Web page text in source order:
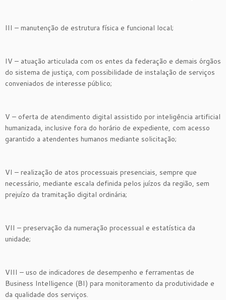
III – manutenção de estrutura física e funcional local;
IV – atuação articulada com os entes da federação e demais órgãos
do sistema de justiça, com possibilidade de instalação de serviços
conveniados de interesse público;
V – oferta de atendimento digital assistido por inteligência artificial
humanizada, inclusive fora do horário de expediente, com acesso
garantido a atendentes humanos mediante solicitação;
VI – realização de atos processuais presenciais, sempre que
necessário, mediante escala definida pelos juízos da região, sem
prejuízo da tramitação digital ordinária;
VII – preservação da numeração processual e estatística da
unidade;
VIII – uso de indicadores de desempenho e ferramentas de
Business Intelligence (BI) para monitoramento da produtividade e
da qualidade dos serviços.